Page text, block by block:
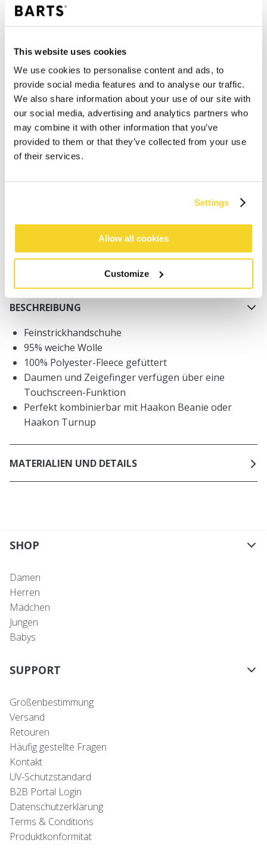
This website uses cookies
We use cookies to personalise content and ads, to
provide social media features and to analyse our traffic.
We also share information about your use of our site with
our social media, advertising and analytics partners who
may combine it with other information that you’ve
provided to them or that they’ve collected from your use
of their services.
Settings
Allow all cookies
Customize
IN DEN WARENKORB
Freitag) bei uns eingehen, werden noch am selben
Kostenlose Lieferung für Bestellungen über 50€
innerhalb Deutschland
30 Tage Rückgaberecht
BESCHREIBUNG
Feinstrickhandschuhe
95% weiche Wolle
100% Polyester-Fleece gefüttert
Daumen und Zeigefinger verfügen über eine
Touchscreen-Funktion
Perfekt kombinierbar mit Haakon Beanie oder
Haakon Turnup
MATERIALIEN UND DETAILS
SHOP
Damen
Herren
Mädchen
Jungen
Babys
SUPPORT
Größenbestimmung
Versand
Retouren
Häufig gestellte Fragen
Kontakt
UV-Schutzstandard
B2B Portal Login
Datenschutzerklärung
Terms & Conditions
Produktkonformität